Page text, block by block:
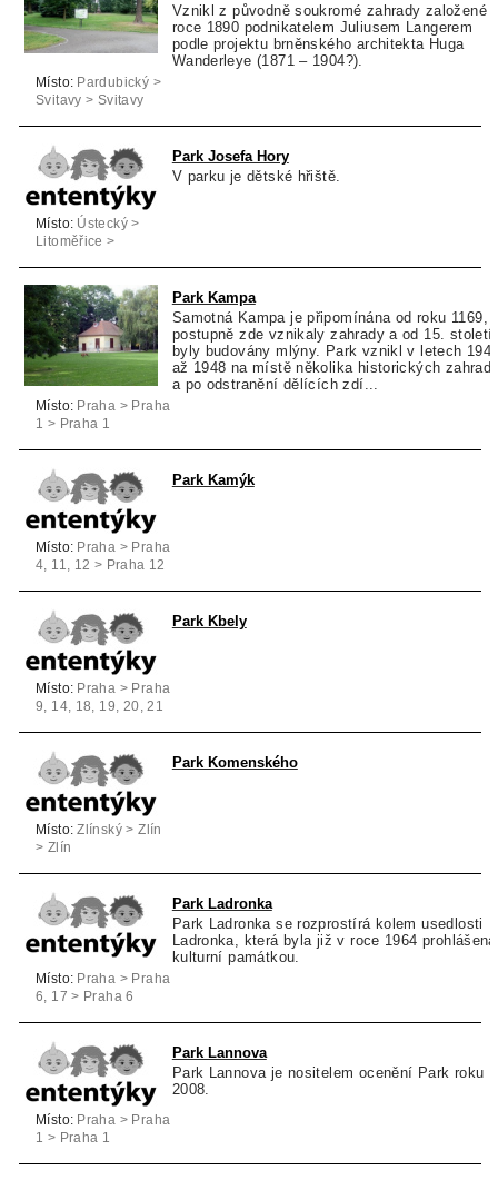
Vznikl z původně soukromé zahrady založené
roce 1890 podnikatelem Juliusem Langerem
podle projektu brněnského architekta Huga
Wanderleye (1871 – 1904?).
Místo: Pardubický >
Svitavy > Svitavy
Park Josefa Hory
V parku je dětské hřiště.
Místo: Ústecký >
Litoměřice >
Park Kampa
Samotná Kampa je připomínána od roku 1169,
postupně zde vznikaly zahrady a od 15. století
byly budovány mlýny. Park vznikl v letech
až 1948 na místě několika historických zahrad
a po odstranění dělících zdí...
Místo: Praha > Praha
1 > Praha 1
Park Kamýk
Místo: Praha > Praha
4, 11, 12 > Praha 12
Park Kbely
Místo: Praha > Praha
9, 14, 18, 19, 20, 21
Park Komenského
Místo: Zlínský > Zlín
> Zlín
Park Ladronka
Park Ladronka se rozprostírá kolem usedlosti
Ladronka, která byla již v roce 1964 prohlášena
kulturní památkou.
Místo: Praha > Praha
6, 17 > Praha 6
Park Lannova
Park Lannova je nositelem ocenění Park roku
2008.
Místo: Praha > Praha
1 > Praha 1